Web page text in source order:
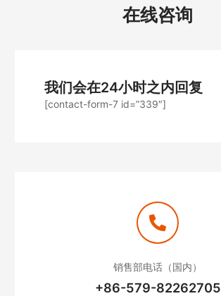
在线咨询
我们会在24小时之内回复
[contact-form-7 id=”339″]
销售部电话（国内）
+86-579-82262705